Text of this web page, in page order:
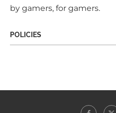
by gamers, for gamers.
POLICIES